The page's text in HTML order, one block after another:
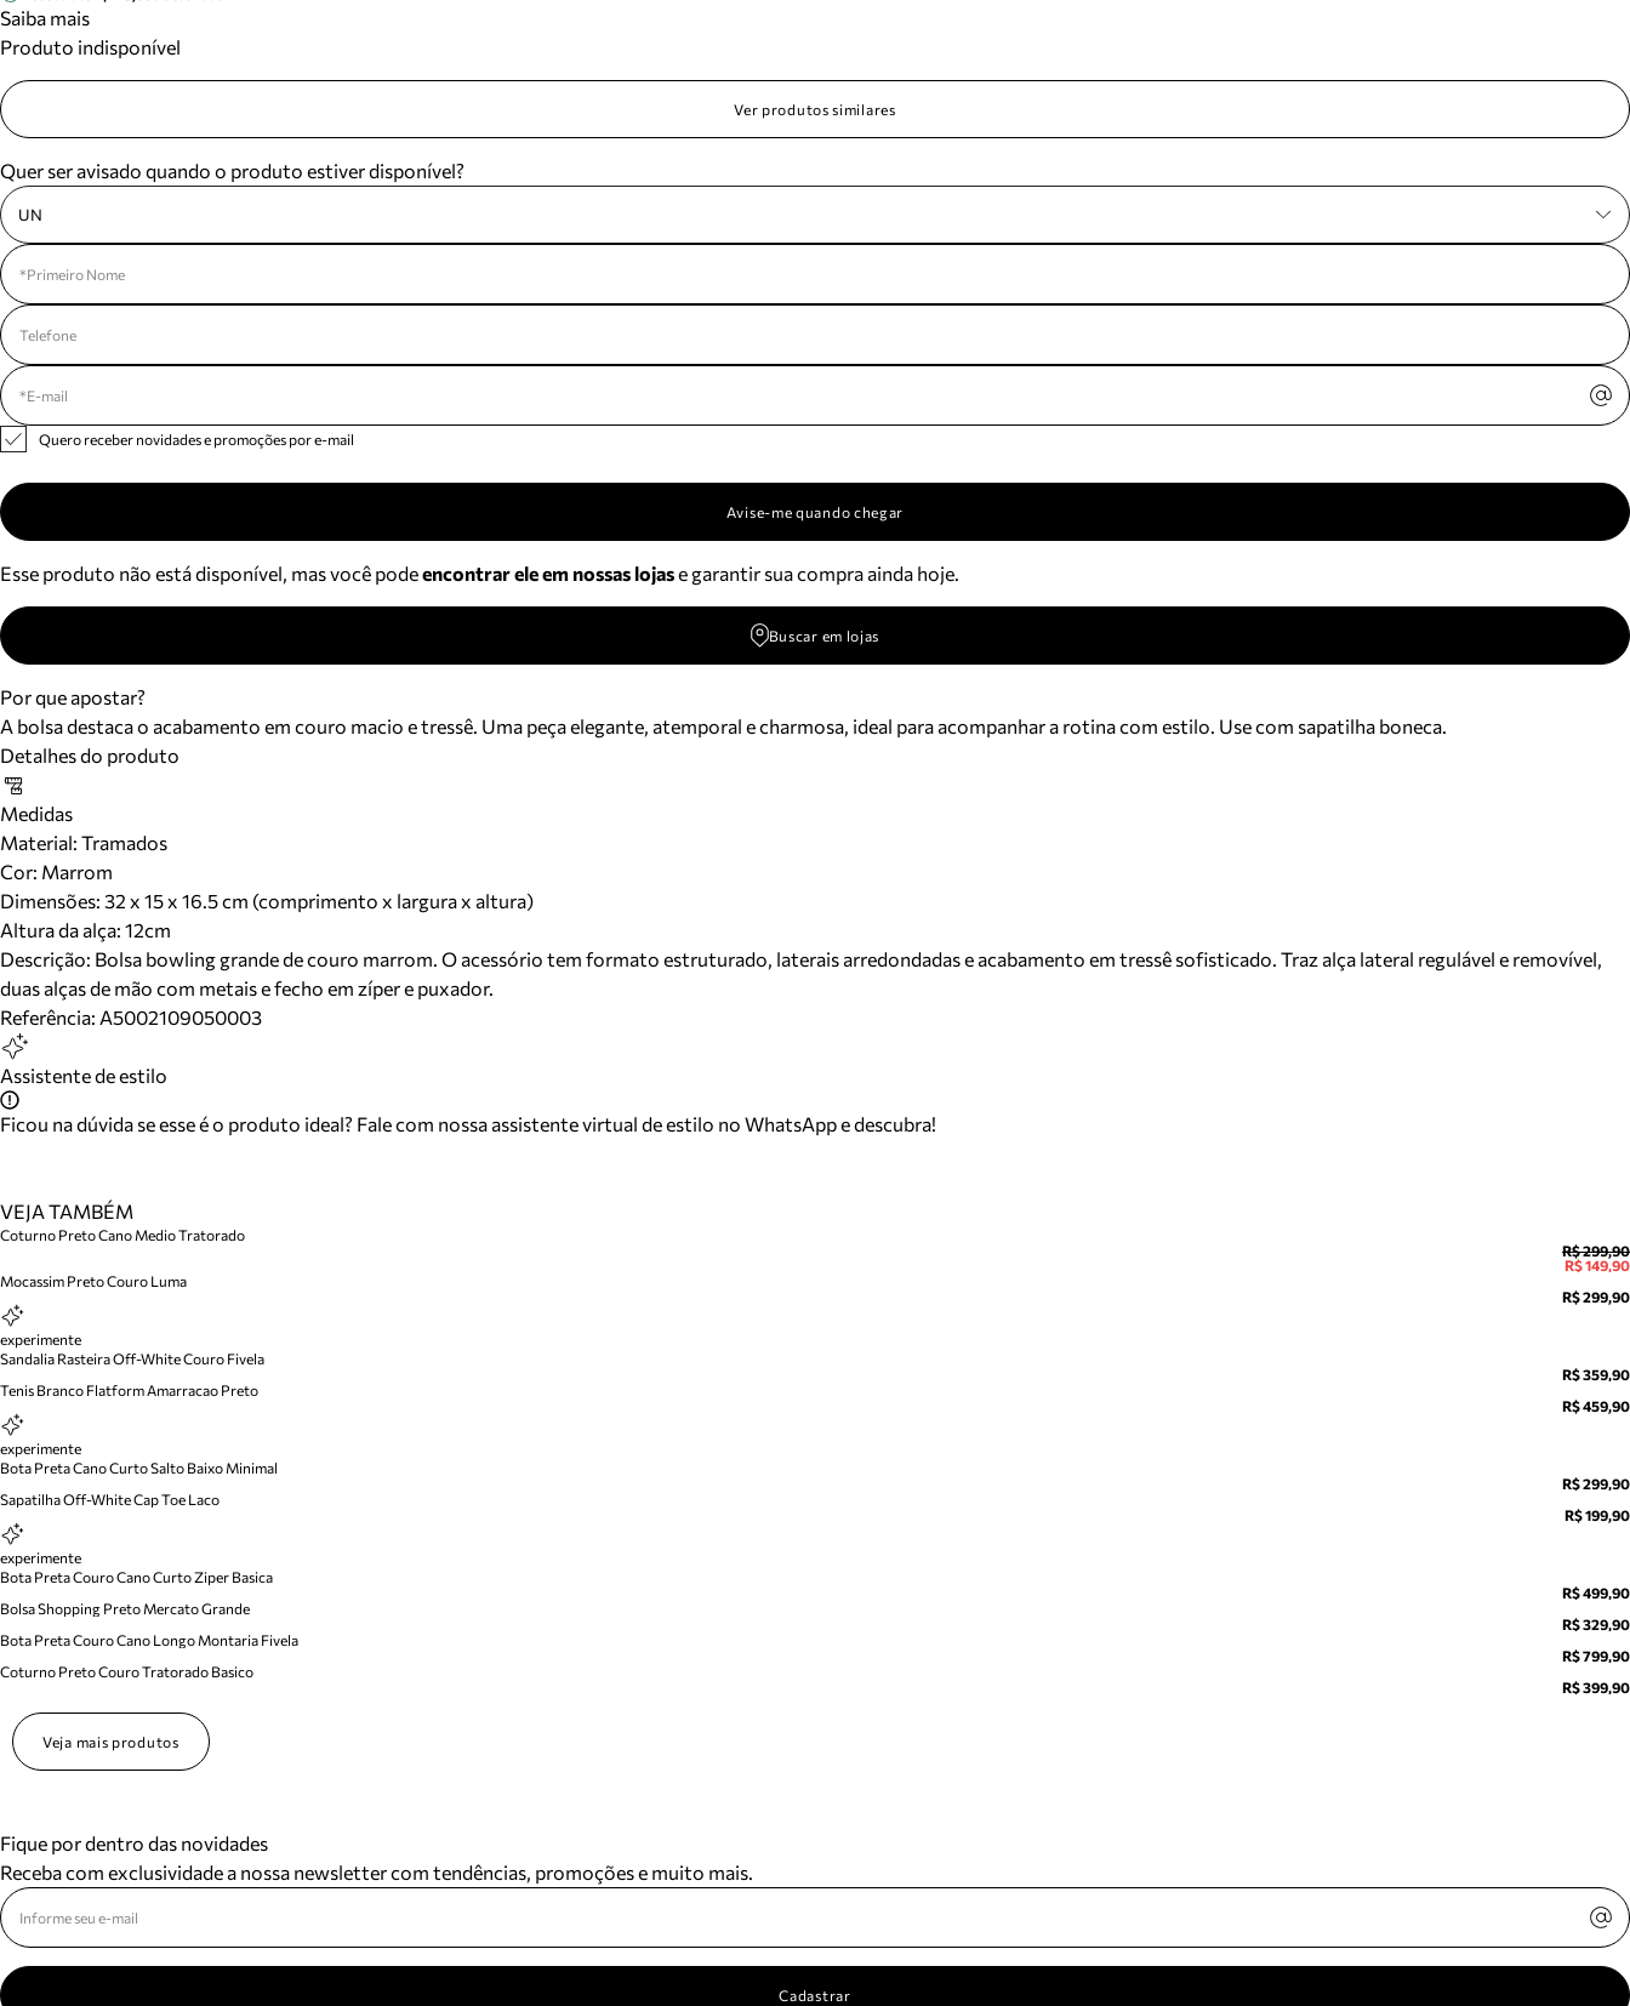
pedidos,
Acompanhe
Saiba mais
Produto indisponível
Ver produtos similares
Quer ser avisado quando o produto estiver disponível?
UN
Quero receber novidades e promoções por e-mail
Avise-me quando chegar
Esse produto não está disponível, mas você podeencontrar ele em nossas lojase garantir sua compra ainda hoje.
Buscar em lojas
Por que apostar?
A bolsa destaca o acabamento em couro macio e tressê. Uma peça elegante, atemporal e charmosa, ideal para acompanhar a rotina com estilo. Use com sapatilha boneca.
Detalhes do produto
Medidas
Material: Tramados
Cor: Marrom
Dimensões: 32 x 15 x 16.5 cm (comprimento x largura x altura)
Altura da alça: 12cm
Descrição: Bolsa bowling grande de couro marrom. O acessório tem formato estruturado, laterais arredondadas e acabamento em tressê sofisticado. Traz alça lateral regulável e removível,
duas alças de mão com metais e fecho em zíper e puxador.
Referência: A5002109050003
Assistente de estilo
Ficou na dúvida se esse é o produto ideal? Fale com nossa assistente virtual de estilo no WhatsApp e descubra!
VEJA TAMBÉM
Coturno Preto Cano Medio Tratorado
R$ 299,90
R$ 149,90
Mocassim Preto Couro Luma
R$ 299,90
experimente
Sandalia Rasteira Off-White Couro Fivela
R$ 359,90
Tenis Branco Flatform Amarracao Preto
R$ 459,90
experimente
Bota Preta Cano Curto Salto Baixo Minimal
R$ 299,90
Sapatilha Off-White Cap Toe Laco
R$ 199,90
experimente
Bota Preta Couro Cano Curto Ziper Basica
R$ 499,90
Bolsa Shopping Preto Mercato Grande
R$ 329,90
Bota Preta Couro Cano Longo Montaria Fivela
R$ 799,90
Coturno Preto Couro Tratorado Basico
R$ 399,90
Veja mais produtos
Fique por dentro das novidades
Receba com exclusividade a nossa newsletter com tendências, promoções e muito mais.
Cadastrar